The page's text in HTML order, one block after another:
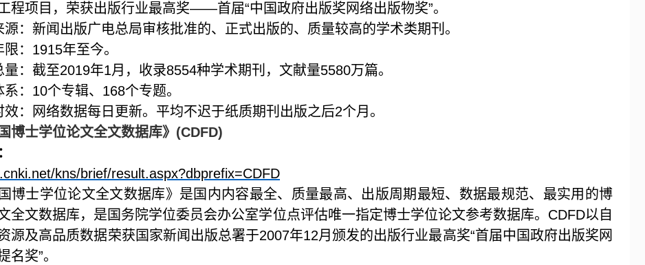
程项目，荣获出版行业最高奖——首届“中国政府出版奖网络出版物奖”。
源：新闻出版广电总局审核批准的、正式出版的、质量较高的学术类期刊。
： 1915年至今。
量：截至2019年1月，收录8554种学术期刊，文献量5580万篇。
： 10个专辑、 168个专题。
效：网络数据每日更新。平均不迟于纸质期刊出版之后2个月。
博士学位论文全文数据库》 (CDFD)
：
kns/brief/result.aspx?dbprefix=CDFD
国博士学位论文全文数据库》是国内内容最全、质量最高、出版周期最短、数据最规范、最实用的博
全文数据库，是国务院学位委员会办公室学位点评估唯一指定博士学位论文参考数据库。 CDFD以自
源及高品质数据荣获国家新闻出版总署于2007年12月颁发的出版行业最高奖“首届中国政府出版奖网
名奖”。